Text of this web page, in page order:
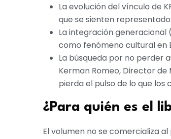
La evolución del vínculo de
que se sienten
La integración
como fenómeno cultural en
La búsqueda por no perder
Kerman Romeo, Director de
pierda el pulso de lo que los
¿Para quién es el
El volumen no se comercializa